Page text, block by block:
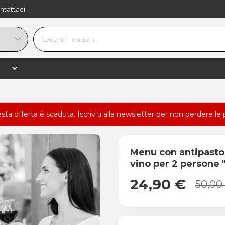
offerta è scaduta. Iscriviti alla newsletter per non perdere le
Menu con
vino per 2 persone
24,90 €